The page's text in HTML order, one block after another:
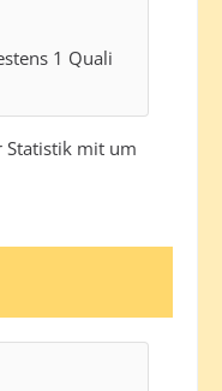
1 Quali
Statistik mit um